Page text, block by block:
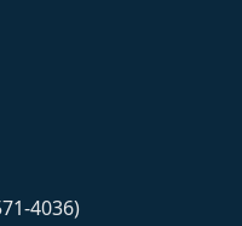
4036)